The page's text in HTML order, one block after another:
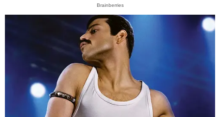
Brainberries